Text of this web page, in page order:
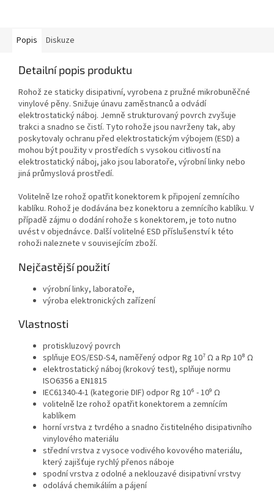
Popis Diskuze
Detailní popis produktu
Rohož ze staticky disipativní, vyrobena z pružné mikrobuněčné
vinylové pěny. Snižuje únavu zaměstnanců a odvádí
elektrostatický náboj. Jemně strukturovaný povrch zvyšuje
trakci a snadno se čistí. Tyto rohože jsou navrženy tak, aby
poskytovaly ochranu před elektrostatickým výbojem (ESD) a
mohou být použity v prostředích s vysokou citlivostí na
elektrostatický náboj, jako jsou laboratoře, výrobní linky nebo
jiná průmyslová prostředí.
Volitelně lze rohož opatřit konektorem k připojení zemnícího
kablíku. Rohož je dodávána bez konektoru a zemnícího kablíku. V
případě zájmu o dodání rohože s konektorem, je toto nutno
uvést v objednávce. Další volitelné ESD příslušenství k této
rohoži naleznete v souvisejícím zboží.
Nejčastější použití
výrobní linky, laboratoře,
výroba elektronických zařízení
Vlastnosti
protiskluzový povrch
splňuje EOS/ESD-S4, naměřený odpor Rg 10⁷ Ω a Rp 10⁸ Ω
elektrostatický náboj (krokový test), splňuje normu
ISO6356 a EN1815
IEC61340-4-1 (kategorie DIF) odpor Rg 10⁶ - 10⁹ Ω
volitelně lze rohož opatřit konektorem a zemnícím
kablíkem
horní vrstva z tvrdého a snadno čistitelného disipativního
vinylového materiálu
střední vrstva z vysoce vodivého kovového materiálu,
který zajišťuje rychlý přenos náboje
spodní vrstva z odolné a neklouzavé disipativní vrstvy
odolává chemikáliím a pájení